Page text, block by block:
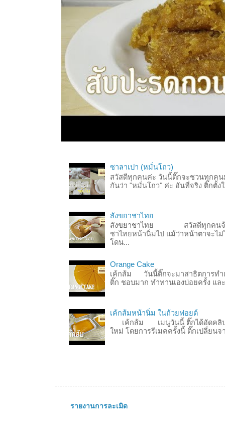
ซาลาเปา (หมั่นโถว)
สวัสดีทุกคนค่ะ วันนี้ติ๊กจะชวนทุกคน
กันว่า "หมั่นโถว" ค่ะ อันที่จริง ติ๊กตั้ง
สังขยาชาไทย
สังขยาชาไทย สวัสดีทุกคนจ้า จ
ชาไทยหน้านิ่มไป แม้ว่าหน้าตาจะไ
โดน...
Orange Cake
เค้กส้ม วันนี้ติ๊กจะมาสาธิตการทำ
ติ๊ก ชอบมาก ทำทานเองบ่อยครั้ง แ
เค้กส้มหน้านิ่ม ในถ้วยฟอยด์
เค้กส้ม เมนูวันนี้ ติ๊กได้อัดคลิปท
ใหม่ โดยการรีเมคครั้งนี้ ติ๊กเปลี่ยน
รายงานการละเมิด